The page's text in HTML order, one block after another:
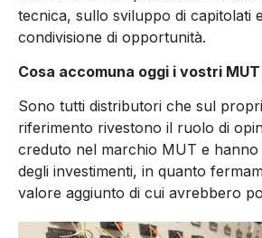
tecnica, sullo sviluppo di capitolati
condivisione di opportunità.
Cosa accomuna oggi i vostri
Sono tutti distributori che sul
riferimento rivestono il ruolo di
creduto nel marchio MUT e
degli investimenti, in quanto
valore aggiunto di cui avrebbero